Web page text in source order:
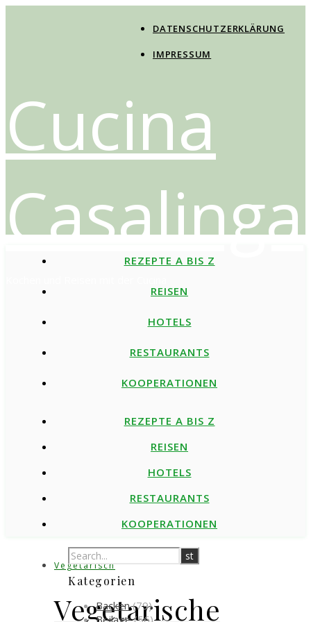
DATENSCHUTZERKLÄRUNG
IMPRESSUM
Cucina
Casalinga
REZEPTE A BIS Z
REISEN
HOTELS
RESTAURANTS
KOOPERATIONEN
REZEPTE A BIS Z
REISEN
HOTELS
RESTAURANTS
KOOPERATIONEN
Vegetarisch
Vegetarische
Kategorien
Backen(79)